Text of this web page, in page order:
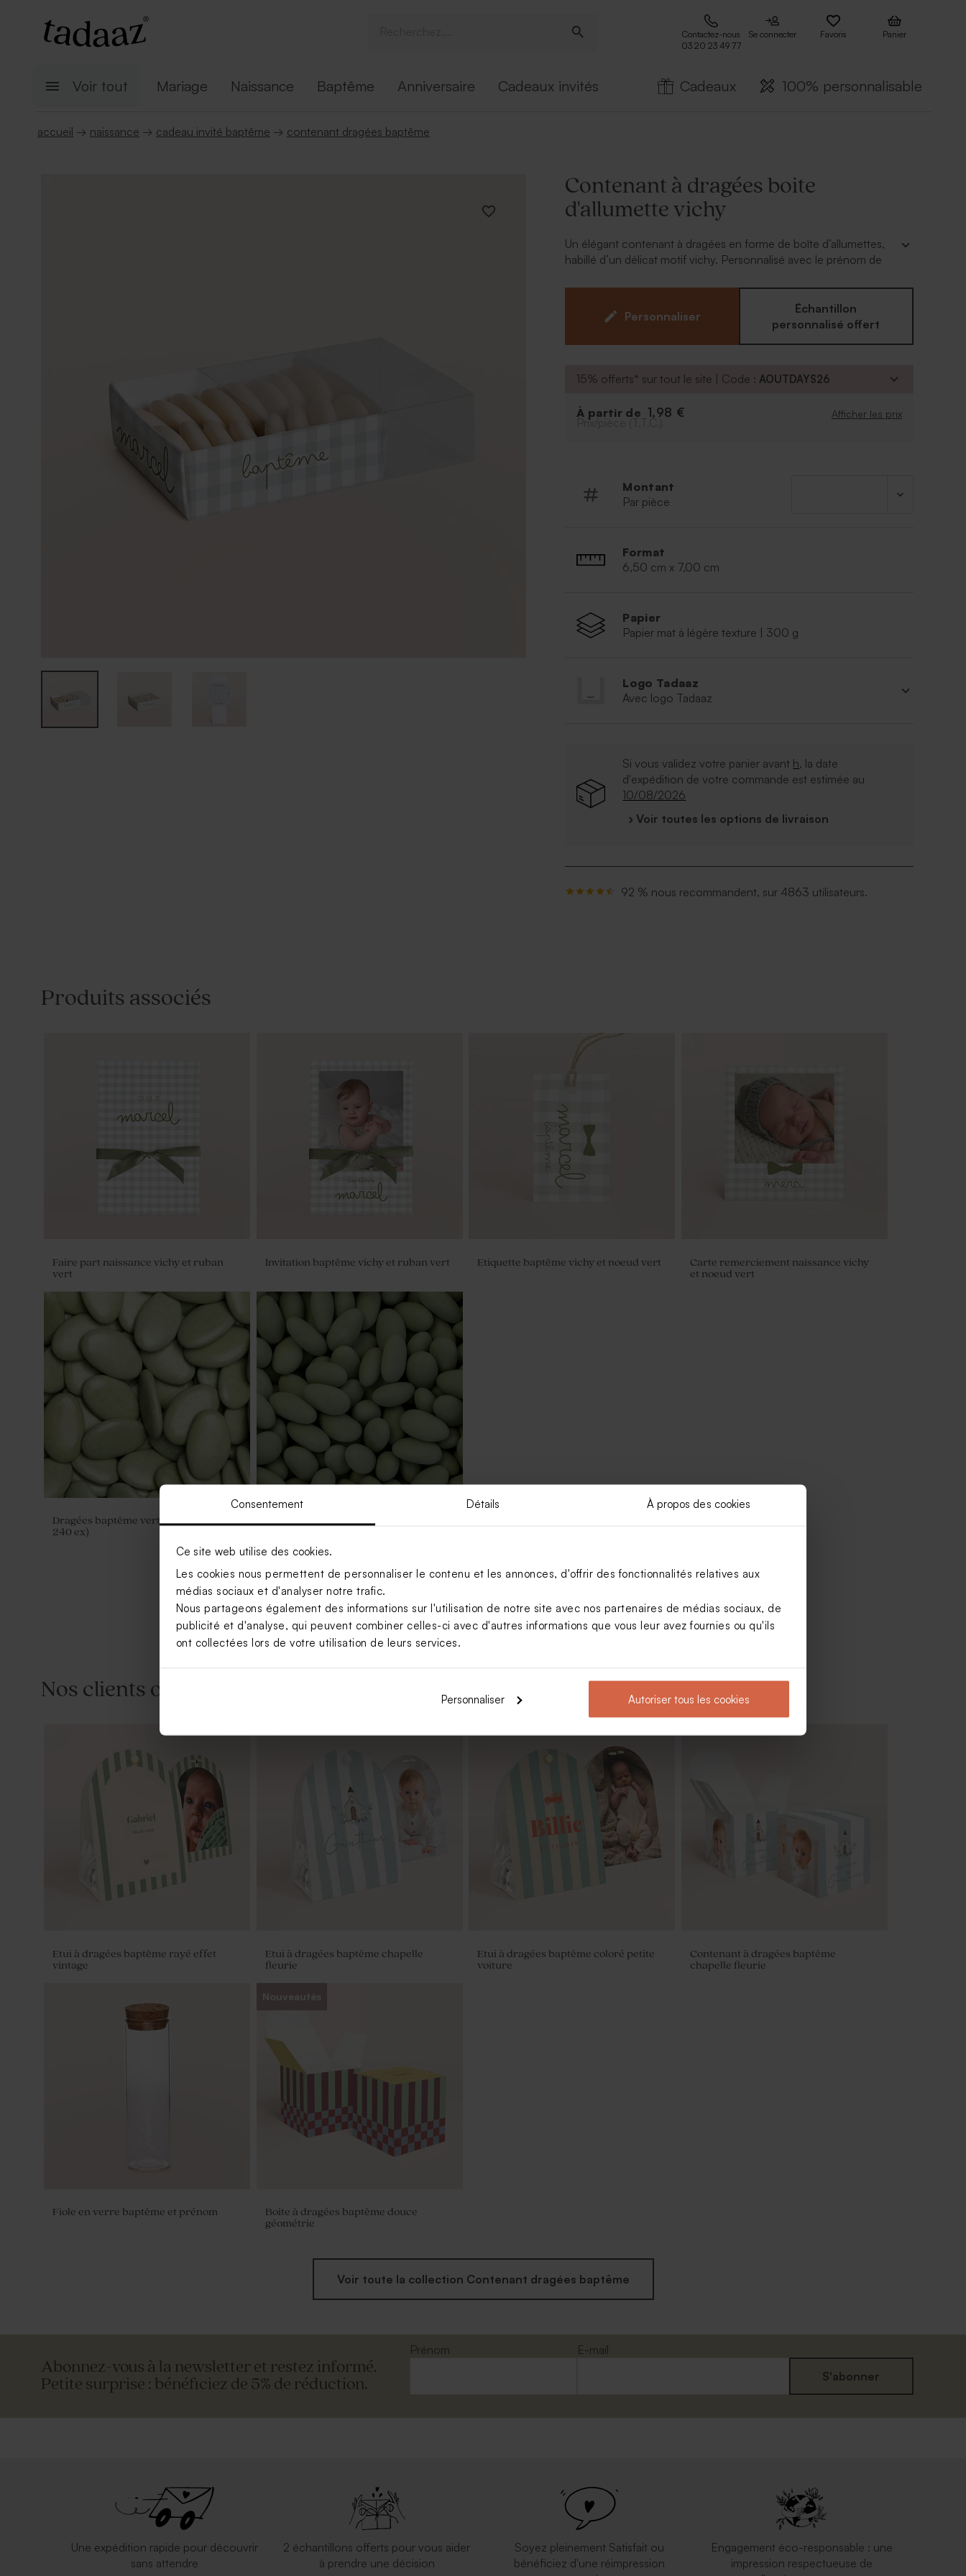
Consentement Détails À propos des cookies
Ce site web utilise des cookies.
Les cookies nous permettent de personnaliser le contenu et les annonces, d'offrir des fonctionnalités relatives aux
médias sociaux et d'analyser notre trafic.
Nous partageons également des informations sur l'utilisation de notre site avec nos partenaires de médias sociaux, de
publicité et d'analyse, qui peuvent combiner celles-ci avec d'autres informations que vous leur avez fournies ou qu'ils
ont collectées lors de votre utilisation de leurs services.
Personnaliser Autoriser tous les cookies
Contactez-nous
03 20 23 49 77
Se connecter Favoris Panier
Voir tout Mariage Naissance Baptême Anniversaire Cadeaux invités Cadeaux 100% personnalisable
accueil → naissance → cadeau invité baptême → contenant dragées baptême
Contenant à dragées boite
d'allumette vichy
Un élégant contenant à dragées en forme de boîte d’allumettes,
habillé d’un délicat motif vichy. Personnalisé avec le prénom de
Une attention soignée pour remercier vos proches avec douceur
et élégance.
A compléter de douces sucreries, la boîte livrée à plat se montent
Peut contenir environ 14 dragées, 15 dragées aux amandes ,
Dragées vendus séparément
Personnaliser
Échantillon
personnalisé offert
15% offerts* sur tout le site | Code :AOUTDAYS26
À partir de 1,98 € Afficher les prix
Prix/pièce (T.T.C.)
Montant
Par pièce
Format
6,50 cm x 7,00 cm
Papier
Papier mat à légère texture | 300 g
Logo Tadaaz
Avec logo Tadaaz
Si vous validez votre panier avant h, la date
d'expédition de votre commande est estimée au
10/08/2026
› Voir toutes les options de livraison
92 % nous recommandent, sur 4863 utilisateurs.
Produits associés
Faire part naissance vichy et ruban
vert
Invitation baptême vichy et ruban vert Etiquette baptême vichy et noeud vert
Carte remerciement naissance vichy
et noeud vert
Dragées baptême vert pastel 1 kg (±
240 ex)
Dragées baptême eucalyptus amande 1
Tube à bulles baptême vert eucalyptus
Moulin à vent baptême vert et son
Dragées baptême sucrés rond
eucalyptus 750 gr (± 195 ex)
Nos clients ont aussi aimé...
Etui à dragées baptême rayé effet
vintage
Etui à dragées baptême chapelle
fleurie
Etui à dragées baptême coloré petite
voiture
Contenant à dragées baptême
chapelle fleurie
Fiole en verre baptême et prénom
Nouveautés
Boite à dragées baptême douce
géométrie
Voir toute la collection Contenant dragées baptême
Abonnez-vous à la newsletter et restez informé.
Petite surprise : bénéficiez de 5% de réduction.
Prénom
E-mail
S'abonner
Une expédition rapide pour découvrir
sans attendre
2 échantillons offerts pour vous aider
à prendre une décision
Soyez pleinement Satisfait ou
bénéficiez d'une réimpression
Engagement éco-responsable : une
impression respectueuse de